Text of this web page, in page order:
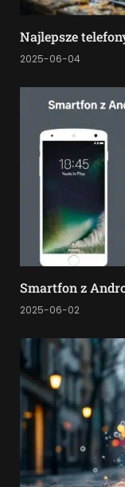
Najlepsze
2025-06-04
Smartfon z
2025-06-02